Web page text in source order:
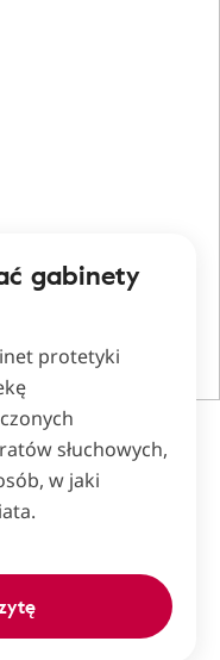
gabinety
protetyki
słuchowych,
w jaki